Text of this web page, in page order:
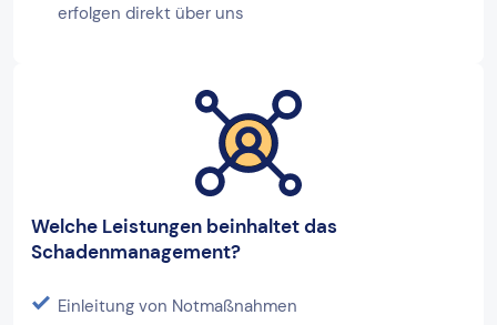
erfolgen direkt über uns
Welche Leistungen beinhaltet das
Schadenmanagement?
Einleitung von Notmaßnahmen